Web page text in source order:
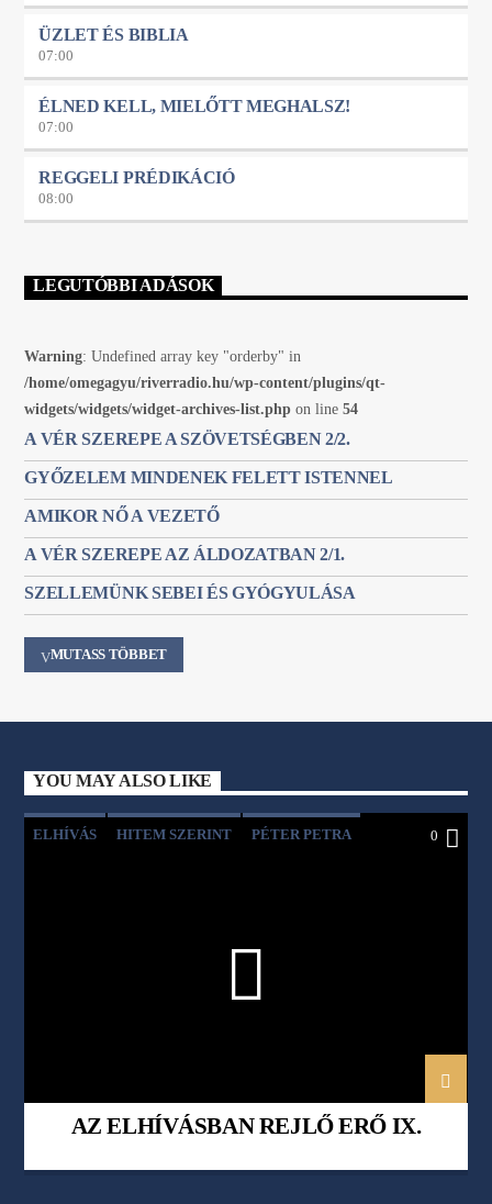
ÜZLET ÉS BIBLIA
07:00
ÉLNED KELL, MIELŐTT MEGHALSZ!
07:00
REGGELI PRÉDIKÁCIÓ
08:00
LEGUTÓBBI ADÁSOK
Warning: Undefined array key "orderby" in
/home/omegagyu/riverradio.hu/wp-content/plugins/qt-
widgets/widgets/widget-archives-list.php on line54
A VÉR SZEREPE A SZÖVETSÉGBEN 2/2.
GYŐZELEM MINDENEK FELETT ISTENNEL
AMIKOR NŐ A VEZETŐ
A VÉR SZEREPE AZ ÁLDOZATBAN 2/1.
SZELLEMÜNK SEBEI ÉS GYÓGYULÁSA
MUTASS TÖBBET
YOU MAY ALSO LIKE
ELHÍVÁS HITEM SZERINT PÉTER PETRA 0
AZ ELHÍVÁSBAN REJLŐ ERŐ IX.